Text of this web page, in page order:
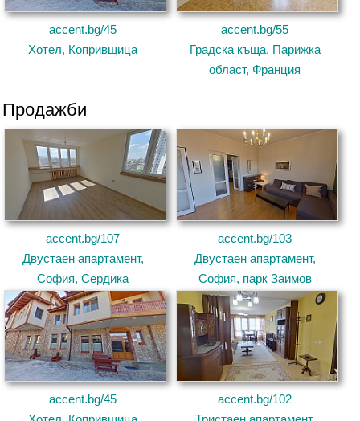
accent.bg/45
Хотел, Копривщица
accent.bg/55
Градска къща, Парижка
област, Франция
Продажби
accent.bg/107
Двустаен апартамент,
София, Сердика
accent.bg/103
Двустаен апартамент,
София, парк Заимов
accent.bg/45
accent.bg/102